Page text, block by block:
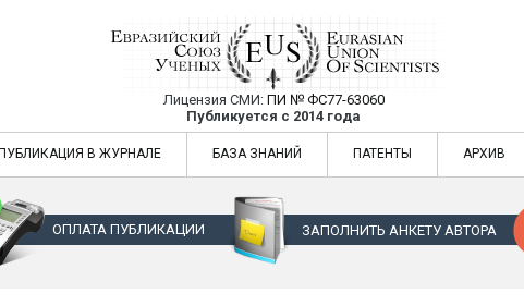
Евразийский Союз Ученых —
Лицензия СМИ: ПИ № ФС77-63060
Публикуется с 2014 года
Евразийский Союз Ученых — публикация научных статей в
ПУБЛИКАЦИЯ В ЖУРНАЛЕ БАЗА ЗНАНИЙ ПАТЕНТЫ АРХИВ
ОПЛАТА ПУБЛИКАЦИИ ЗАПОЛНИТЬ АНКЕТУ АВТОРА